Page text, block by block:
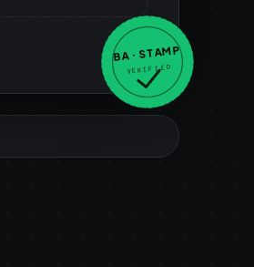
BA · STAMP
VERIFIED